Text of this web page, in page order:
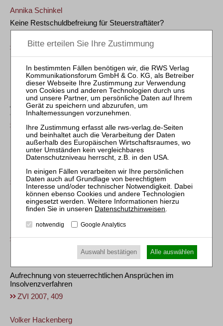
Annika Schinkel
Keine Restschuldbefreiung für Steuerstraftäter?
ZVI 2022, 213
Michael Föhlisch
Privatinsolvenzrecht und Steuerrecht
Besonderheiten, typische Probleme und Lösungen,
Auswirkungen der Verkürzung der Abtretungsfrist von sechs
auf drei Jahre
ZVI 2021, 283
Markus Wischemeyer /Tobias Eickermann
Die Einkommensteuer des Insolvenzschuldners unter
Berücksichtigung von Einkünften der Insolvenzmasse
ZVI 2018, 131
Dietmar Onusseit
Personen
ZVI 2009, 353
Aufrechnung von steuerrechtlichen Ansprüchen im
Insolvenzverfahren
ZVI 2007, 409
Volker Hackenberg
Datenschutzhinweisen.
notwendig Google Analytics
Auswahl bestätigen Alle auswählen